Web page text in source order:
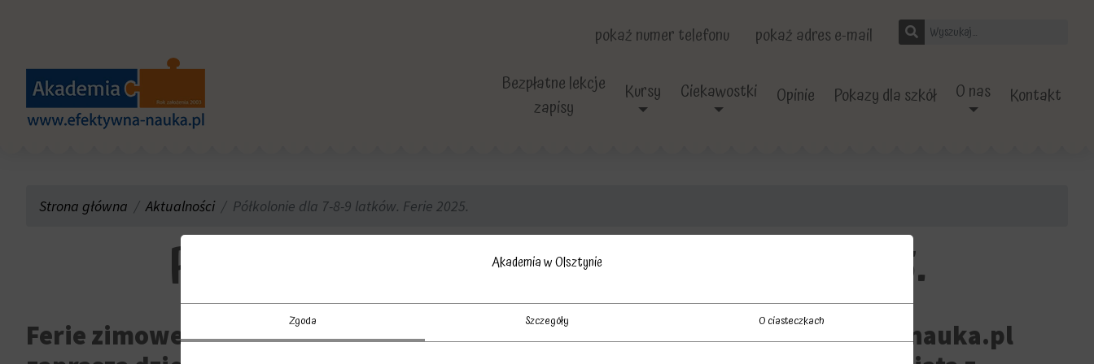
pokaż numer telefonu
pokaż adres e-mail
Bezpłatne lekcje
zapisy
Kursy Ciekawostki Opinie Pokazy dla szkół O nas Kontakt
Strona główna Aktualności Półkolonie dla 7-8-9 latków. Ferie 2025.
Półkolonie dla 7-8-9 latków. Ferie 2025.
Ferie zimowe 2025 w Olsztynie. Od 3 do 7 lutego 2025 Akademia efektywna-nauka.pl
Akademia w Olsztynie
Zgoda Szczegóły O ciasteczkach